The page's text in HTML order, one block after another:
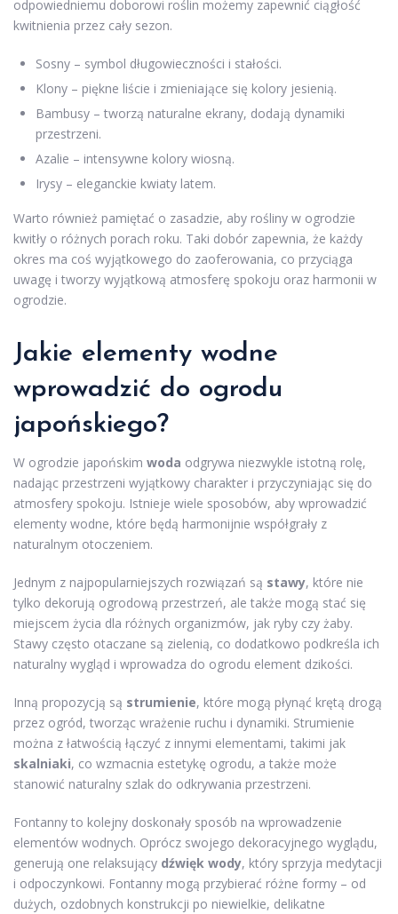
odpowiedniemu doborowi roślin możemy zapewnić ciągłość
kwitnienia przez cały sezon.
Sosny – symbol długowieczności i stałości.
Klony – piękne liście i zmieniające się kolory jesienią.
Bambusy – tworzą naturalne ekrany, dodają dynamiki
przestrzeni.
Azalie – intensywne kolory wiosną.
Irysy – eleganckie kwiaty latem.
Warto również pamiętać o zasadzie, aby rośliny w ogrodzie
kwitły o różnych porach roku. Taki dobór zapewnia, że każdy
okres ma coś wyjątkowego do zaoferowania, co przyciąga
uwagę i tworzy wyjątkową atmosferę spokoju oraz harmonii w
ogrodzie.
Jakie elementy wodne
wprowadzić do ogrodu
japońskiego?
W ogrodzie japońskim woda odgrywa niezwykle istotną rolę,
nadając przestrzeni wyjątkowy charakter i przyczyniając się do
atmosfery spokoju. Istnieje wiele sposobów, aby wprowadzić
elementy wodne, które będą harmonijnie współgrały z
naturalnym otoczeniem.
Jednym z najpopularniejszych rozwiązań są stawy, które nie
tylko dekorują ogrodową przestrzeń, ale także mogą stać się
miejscem życia dla różnych organizmów, jak ryby czy żaby.
Stawy często otaczane są zielenią, co dodatkowo podkreśla ich
naturalny wygląd i wprowadza do ogrodu element dzikości.
Inną propozycją są strumienie, które mogą płynąć krętą drogą
przez ogród, tworząc wrażenie ruchu i dynamiki. Strumienie
można z łatwością łączyć z innymi elementami, takimi jak
skalniaki, co wzmacnia estetykę ogrodu, a także może
stanowić naturalny szlak do odkrywania przestrzeni.
Fontanny to kolejny doskonały sposób na wprowadzenie
elementów wodnych. Oprócz swojego dekoracyjnego wyglądu,
generują one relaksujący dźwięk wody, który sprzyja medytacji
i odpoczynkowi. Fontanny mogą przybierać różne formy – od
dużych, ozdobnych konstrukcji po niewielkie, delikatne